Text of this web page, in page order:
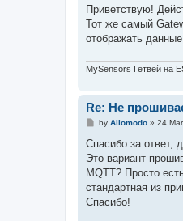
s
Приветствую!
Тот же самый
отображать
MySensors Гетвей на
Re: Не
P
s
by Aliomodo» 24
Спасибо за ответ,
Это вариант
MQTT? Просто
стандартная из
Спасибо!